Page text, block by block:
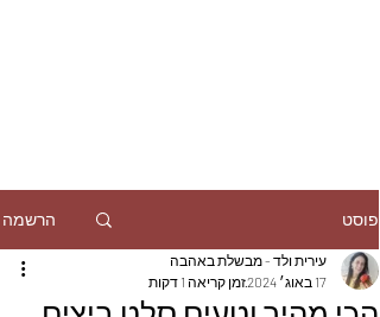
פוסט הרשמה
עירית ולד - מבשלת באהבה
17 באוג׳ 2024
זמן קריאה 1 דקות